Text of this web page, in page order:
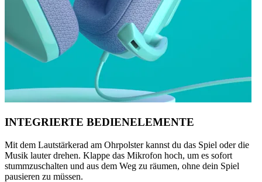
INTEGRIERTE BEDIENELEMENTE
Mit dem Lautstärkerad am Ohrpolster kannst du das Spiel oder die
Musik lauter drehen. Klappe das Mikrofon hoch, um es sofort
stummzuschalten und aus dem Weg zu räumen, ohne dein Spiel
pausieren zu müssen.